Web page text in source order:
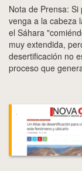
Nota de Prensa:
venga a la cabeza
el Sáhara
muy extendida,
desertificación no
proceso que